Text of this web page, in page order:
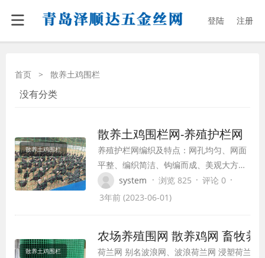
登陆 注册
首页 > 散养土鸡围栏
没有分类
散养土鸡围栏
散养土鸡围栏网-养殖护栏网
养殖护栏网编织及特点：网孔均匀、网面
平整、编织简洁、钩编而成、美观大方；
网丝优质、网幅较宽、丝径较粗、不易腐
蚀、寿命较长、实用性强。
system · 浏览 825 · 评论 0 ·
3年前 (2023-06-01)
散养土鸡围栏
农场养殖围网 散养鸡网 畜牧养
荷兰网 别名波浪网、波浪荷兰网 浸塑荷兰网